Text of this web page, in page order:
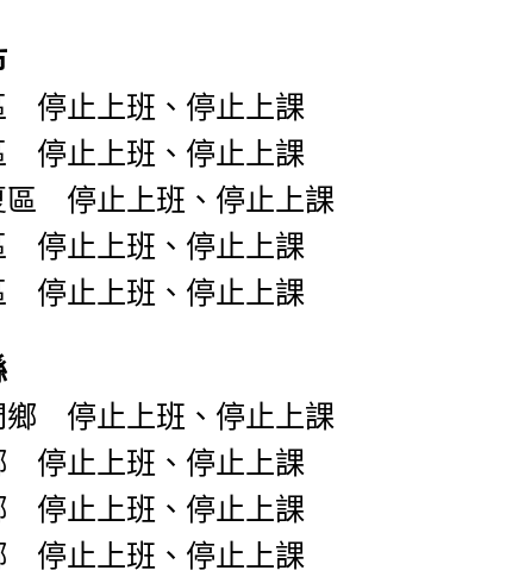
停止上班、停止上課
停止上班、停止上課
區 停止上班、停止上課
停止上班、停止上課
停止上班、停止上課
鄉 停止上班、停止上課
停止上班、停止上課
停止上班、停止上課
停止上班、停止上課